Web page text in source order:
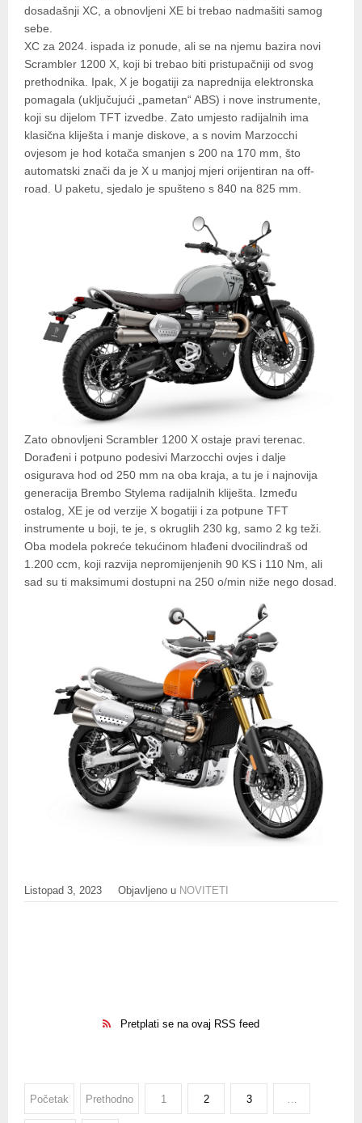
dosadašnji XC, a obnovljeni XE bi trebao nadmašiti samog
sebe.
XC za 2024. ispada iz ponude, ali se na njemu bazira novi
Scrambler 1200 X, koji bi trebao biti pristupačniji od svog
prethodnika. Ipak, X je bogatiji za naprednija elektronska
pomagala (uključujući „pametan“ ABS) i nove instrumente,
koji su dijelom TFT izvedbe. Zato umjesto radijalnih ima
klasična kliješta i manje diskove, a s novim Marzocchi
ovjesom je hod kotača smanjen s 200 na 170 mm, što
automatski znači da je X u manjoj mjeri orijentiran na off-
road. U paketu, sjedalo je spušteno s 840 na 825 mm.
Zato obnovljeni Scrambler 1200 X ostaje pravi terenac.
Dorađeni i potpuno podesivi Marzocchi ovjes i dalje
osigurava hod od 250 mm na oba kraja, a tu je i najnovija
generacija Brembo Stylema radijalnih kliješta. Između
ostalog, XE je od verzije X bogatiji i za potpune TFT
instrumente u boji, te je, s okruglih 230 kg, samo 2 kg teži.
Oba modela pokreće tekućinom hlađeni dvocilindraš od
1.200 ccm, koji razvija nepromijenjenih 90 KS i 110 Nm, ali
sad su ti maksimumi dostupni na 250 o/min niže nego dosad.
Listopad 3, 2023 Objavljeno u NOVITETI
Pretplati se na ovaj RSS feed
Početak Prethodno 1 2 3